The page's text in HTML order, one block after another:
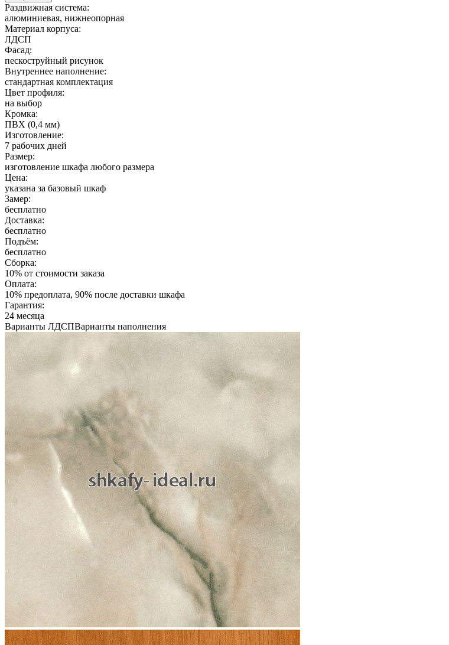
Раздвижная система:
алюминиевая, нижнеопорная
Материал корпуса:
ЛДСП
Фасад:
пескоструйный рисунок
Внутреннее наполнение:
стандартная комплектация
Цвет профиля:
на выбор
Кромка:
ПВХ (0,4 мм)
Изготовление:
7 рабочих дней
Размер:
изготовление шкафа любого размера
Цена:
указана за базовый шкаф
Замер:
бесплатно
Доставка:
бесплатно
Подъём:
бесплатно
Сборка:
10% от стоимости заказа
Оплата:
10% предоплата, 90% после доставки шкафа
Гарантия:
24 месяца
Варианты ЛДСПВарианты наполнения